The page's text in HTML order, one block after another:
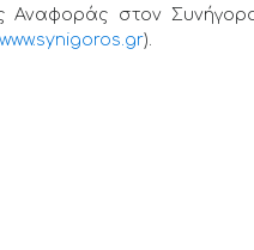
Αναφοράς στον
).